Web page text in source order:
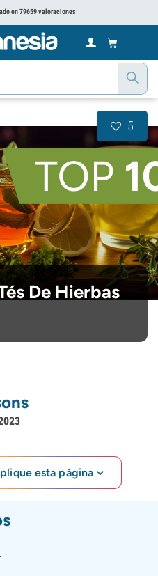
en 79659 valoraciones
5
De Hierbas
esta página